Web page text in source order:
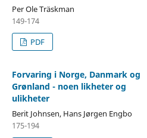
Per Ole Träskman
149-174
PDF
Forvaring i Norge, Danmark og
Grønland - noen likheter og
ulikheter
Berit Johnsen, Hans Jørgen Engbo
175-194